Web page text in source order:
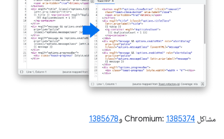
مشاكل Chromium: 1385374 و1385678